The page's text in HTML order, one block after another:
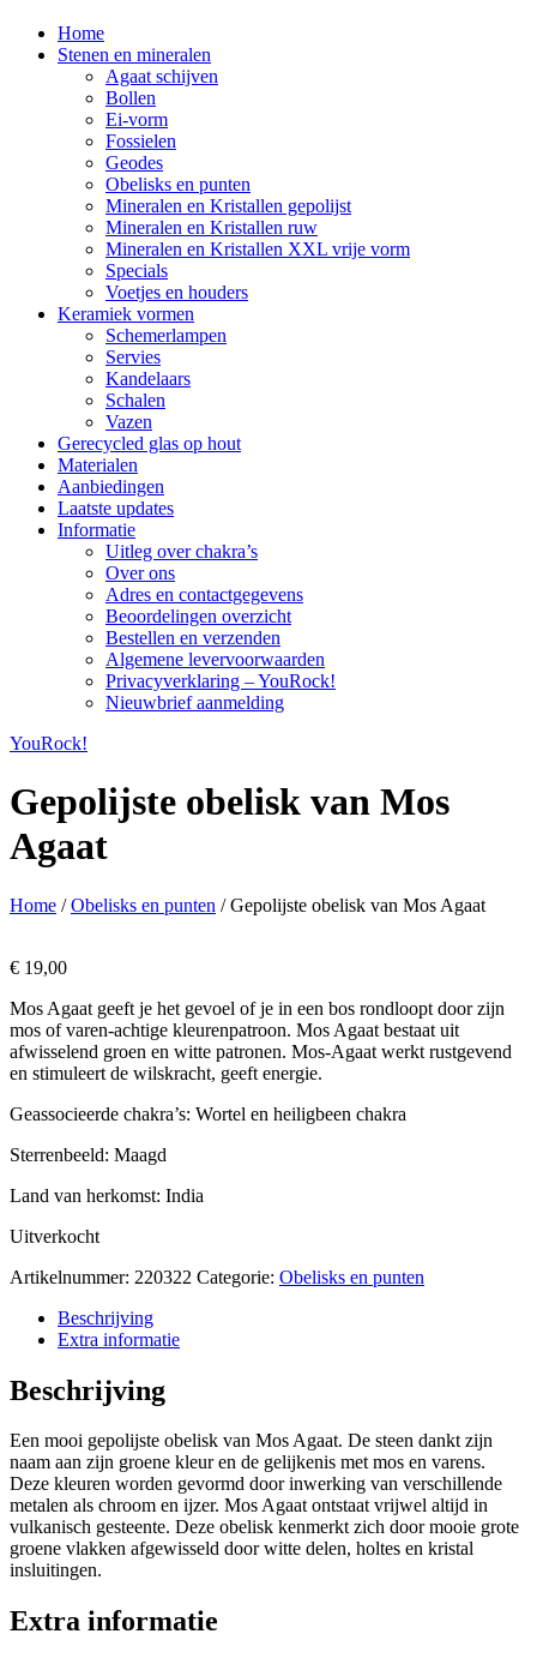
Home
Stenen en mineralen
Agaat schijven
Bollen
Ei-vorm
Fossielen
Geodes
Obelisks en punten
Mineralen en Kristallen gepolijst
Mineralen en Kristallen ruw
Mineralen en Kristallen XXL vrije vorm
Specials
Voetjes en houders
Keramiek vormen
Schemerlampen
Servies
Kandelaars
Schalen
Vazen
Gerecycled glas op hout
Materialen
Aanbiedingen
Laatste updates
Informatie
Uitleg over chakra’s
Over ons
Adres en contactgegevens
Beoordelingen overzicht
Bestellen en verzenden
Algemene levervoorwaarden
Privacyverklaring – YouRock!
Nieuwbrief aanmelding
YouRock!
Gepolijste obelisk van Mos
Agaat
Home /Obelisks en punten / Gepolijste obelisk van Mos Agaat
€ 19,00
Mos Agaat geeft je het gevoel of je in een bos rondloopt door zijn
mos of varen-achtige kleurenpatroon. Mos Agaat bestaat uit
afwisselend groen en witte patronen. Mos-Agaat werkt rustgevend
en stimuleert de wilskracht, geeft energie.
Geassocieerde chakra’s: Wortel en heiligbeen chakra
Sterrenbeeld: Maagd
Land van herkomst: India
Uitverkocht
Artikelnummer: 220322 Categorie: Obelisks en punten
Beschrijving
Extra informatie
Beschrijving
Een mooi gepolijste obelisk van Mos Agaat. De steen dankt zijn
naam aan zijn groene kleur en de gelijkenis met mos en varens.
Deze kleuren worden gevormd door inwerking van verschillende
metalen als chroom en ijzer. Mos Agaat ontstaat vrijwel altijd in
vulkanisch gesteente. Deze obelisk kenmerkt zich door mooie grote
groene vlakken afgewisseld door witte delen, holtes en kristal
insluitingen.
Extra informatie